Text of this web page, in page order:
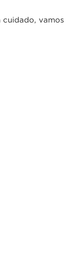
cuidado, vamos